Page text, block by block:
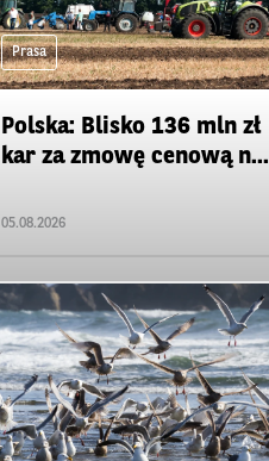
Prasa
Polska: Blisko 136 mln zł
kar za zmowę cenową n...
05.08.2026